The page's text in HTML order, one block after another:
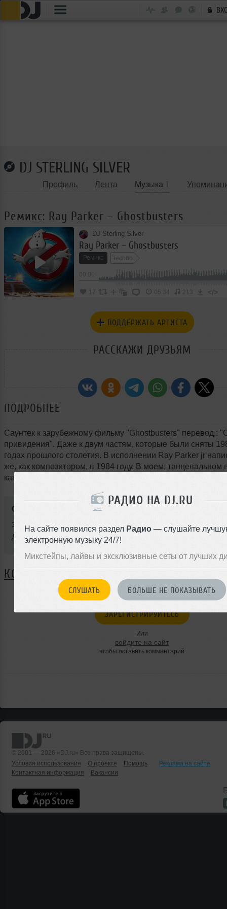
РАДИО НА DJ.RU
На сайте появился раздел Радио — слушайте
электронную музыку 24/7!
Микстейпы, лайвы и эксклюзивные сеты от лучших
СЛУШАТЬ БОЛЬШЕ НЕ ПОКАЗЫВАТЬ
DJ STERLING SILVER
Профиль Лента Музыка
Ремикс: Ray Parker – Ghostbusters
DJ Sterling Silver
Ray Parker – Ghostbusters
Ремикс Techno
17 05:34 213 </>
ПОДДЕРЖАТЬ АРТИСТА
РАССКАЖИ ДРУЗЬЯМ
ПОДРОБНЕЕ
Саунтек к зарубежному фильму "Ghostbusters" перевод.:
привидения". Даже к двум частям, которые были сняты
годах прошлого столетия. В исполнении Ray Parker jr
же, как композитором, в 1984 году. В моем, танцевальном
как он вам =)
Стиль:
Записан: 04 февраля 2017
Добавлен: 08 февраля 2017, 22:55
КОММЕНТАРИИ
ЗАРЕГИСТРИРУЙТЕСЬ
Или
войдите на сайт
чтобы оставить комментарий
© 2001 — 2026 «DJ.ru» Все права защищены.
Условия использования
О проекте Помощь
Реклама на сайте
Контактная информация
Вакансии